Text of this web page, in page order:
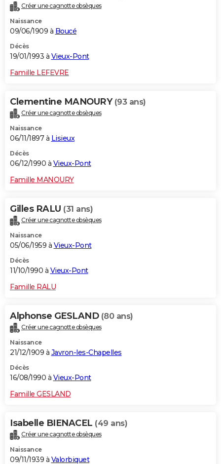
Créer une cagnotte obsèques
Naissance
09/06/1909 à Boucé
Décès
19/01/1993 à Vieux-Pont
Famille LEFEVRE
Clementine MANOURY (93 ans)
Créer une cagnotte obsèques
Naissance
06/11/1897 à Lisieux
Décès
06/12/1990 à Vieux-Pont
Famille MANOURY
Gilles RALU (31 ans)
Créer une cagnotte obsèques
Naissance
05/06/1959 à Vieux-Pont
Décès
11/10/1990 à Vieux-Pont
Famille RALU
Alphonse GESLAND (80 ans)
Créer une cagnotte obsèques
Naissance
21/12/1909 à Javron-les-Chapelles
Décès
16/08/1990 à Vieux-Pont
Famille GESLAND
Isabelle BIENACEL (49 ans)
Créer une cagnotte obsèques
Naissance
09/11/1939 à Valorbiquet